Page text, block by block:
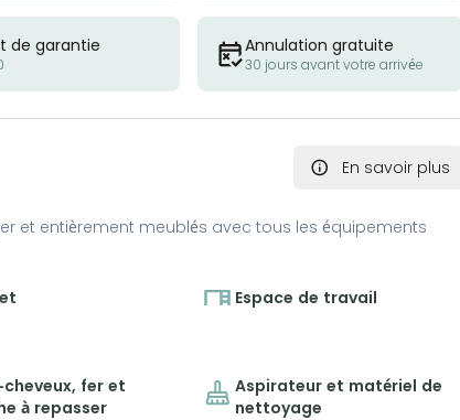
de garantie Annulation gratuite
30 jours avant votre arrivée
En savoir plus
et entièrement meublés avec tous les équipements
Espace de travail
cheveux, fer et
à repasser
Aspirateur et matériel de
nettoyage